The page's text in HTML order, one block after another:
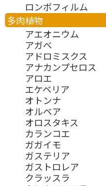
ロンボフィルム
多肉植物
アエオニウム
アガベ
アドロミスクス
アナカンプセロス
アロエ
エケベリア
オトンナ
オルベア
オロスタキス
カランコエ
ガガイモ
ガステリア
ガストロレア
クラッスラ